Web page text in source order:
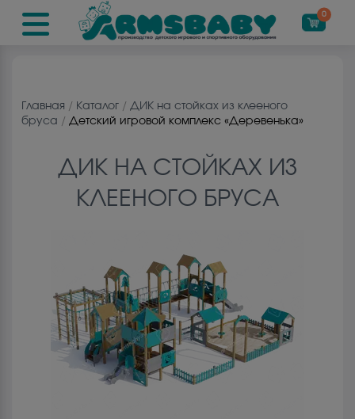
0
Главная / Каталог / ДИК на cтойках из клееного
бруса / Детский игровой комплекс «Деревенька»
ДИК НА CТОЙКАХ ИЗ
КЛЕЕНОГО БРУСА